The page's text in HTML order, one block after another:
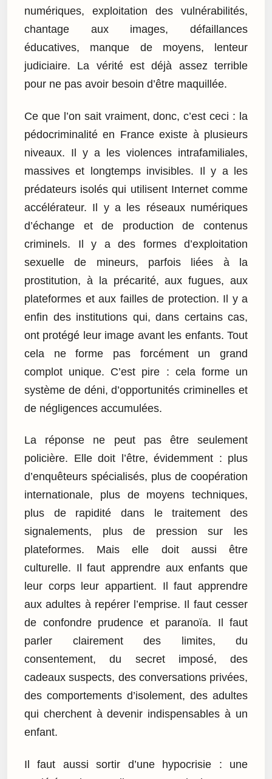
numériques, exploitation des vulnérabilités,
chantage aux images, défaillances
éducatives, manque de moyens, lenteur
judiciaire. La vérité est déjà assez terrible
pour ne pas avoir besoin d’être maquillée.
Ce que l’on sait vraiment, donc, c’est ceci : la
pédocriminalité en France existe à plusieurs
niveaux. Il y a les violences intrafamiliales,
massives et longtemps invisibles. Il y a les
prédateurs isolés qui utilisent Internet comme
accélérateur. Il y a les réseaux numériques
d’échange et de production de contenus
criminels. Il y a des formes d’exploitation
sexuelle de mineurs, parfois liées à la
prostitution, à la précarité, aux fugues, aux
plateformes et aux failles de protection. Il y a
enfin des institutions qui, dans certains cas,
ont protégé leur image avant les enfants. Tout
cela ne forme pas forcément un grand
complot unique. C’est pire : cela forme un
système de déni, d’opportunités criminelles et
de négligences accumulées.
La réponse ne peut pas être seulement
policière. Elle doit l’être, évidemment : plus
d’enquêteurs spécialisés, plus de coopération
internationale, plus de moyens techniques,
plus de rapidité dans le traitement des
signalements, plus de pression sur les
plateformes. Mais elle doit aussi être
culturelle. Il faut apprendre aux enfants que
leur corps leur appartient. Il faut apprendre
aux adultes à repérer l’emprise. Il faut cesser
de confondre prudence et paranoïa. Il faut
parler clairement des limites, du
consentement, du secret imposé, des
cadeaux suspects, des conversations privées,
des comportements d’isolement, des adultes
qui cherchent à devenir indispensables à un
enfant.
Il faut aussi sortir d’une hypocrisie : une